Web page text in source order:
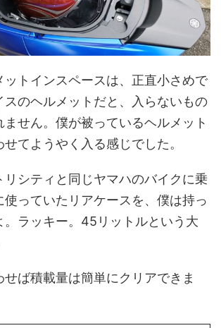
ットインスペースは、正直小さめで
スのヘルメットだと、入らないもの
ません。僕が被っているヘルメット
てようやく入る感じでした。
リシティと同じヤマハのバイクに乗
使っていたリアケースを、僕は持っ
。ラッキー。45リットルという大
せば積載量は簡単にクリアできま